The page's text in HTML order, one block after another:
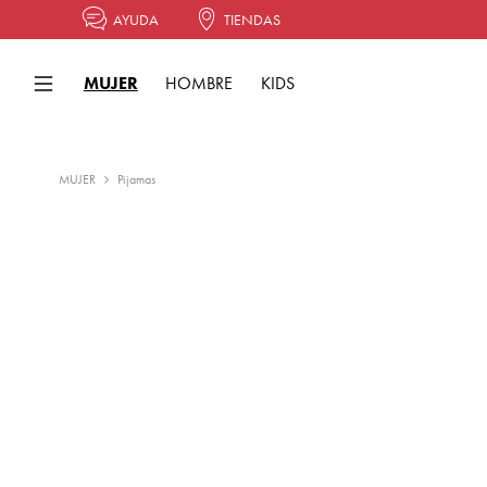
AYUDA TIENDAS
MUJER HOMBRE KIDS
MUJER Pijamas